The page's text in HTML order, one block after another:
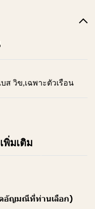
บส วิข,เฉพาะตัวเรือน
พิ่มเติม
ดอัญมณีที่ท่านเลือก)